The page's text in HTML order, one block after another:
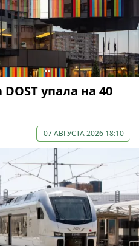
упала на 40
07 АВГУСТА 2026 18:10